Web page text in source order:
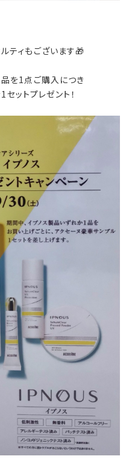
ティもございます🎁
品を1点ご購入につき
ットプレゼント！